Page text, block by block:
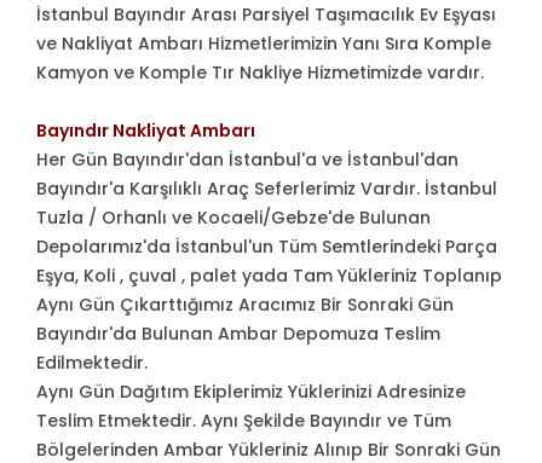
İstanbul Bayındır Arası Parsiyel Taşımacılık Ev Eşyası
ve Nakliyat Ambarı Hizmetlerimizin Yanı Sıra Komple
Kamyon ve Komple Tır Nakliye Hizmetimizde vardır.
Bayındır Nakliyat Ambarı
Her Gün Bayındır'dan İstanbul'a ve İstanbul'dan
Bayındır'a Karşılıklı Araç Seferlerimiz Vardır. İstanbul
Tuzla / Orhanlı ve Kocaeli/Gebze'de Bulunan
Depolarımız'da İstanbul'un Tüm Semtlerindeki Parça
Eşya, Koli , çuval , palet yada Tam Yükleriniz Toplanıp
Aynı Gün Çıkarttığımız Aracımız Bir Sonraki Gün
Bayındır'da Bulunan Ambar Depomuza Teslim
Edilmektedir.
Aynı Gün Dağıtım Ekiplerimiz Yüklerinizi Adresinize
Teslim Etmektedir. Aynı Şekilde Bayındır ve Tüm
Bölgelerinden Ambar Yükleriniz Alınıp Bir Sonraki Gün